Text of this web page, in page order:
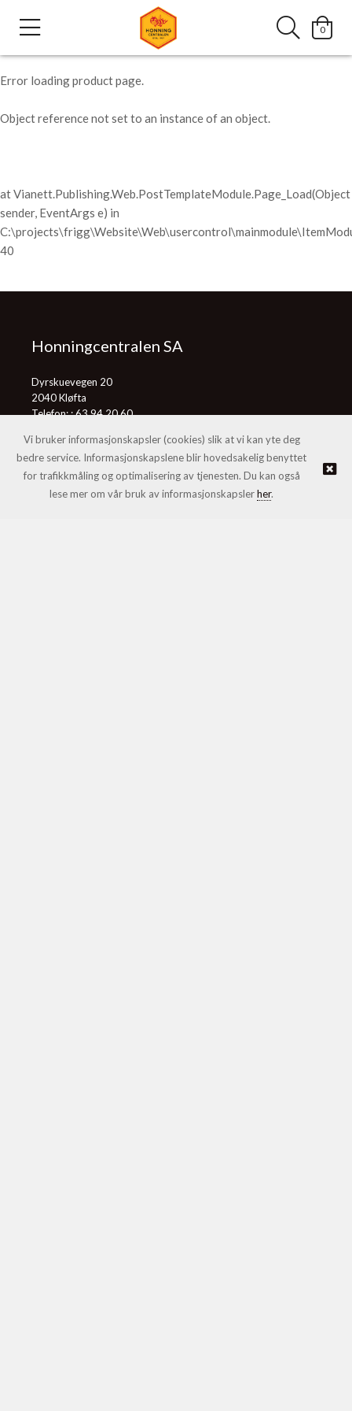
0
Error loading product page.
Object reference not set to an instance of an object.
at Vianett.Publishing.Web.PostTemplateModule.Page_Load(Object
sender, EventArgs e) in
40
Honningcentralen SA
Dyrskuevegen 20
2040 Kløfta
Telefon: :63 94 20 60
© Honningcentralen SA |Nettbutikk levert av Kréatif
Vi bruker informasjonskapsler (cookies) slik at vi kan yte deg
bedre service. Informasjonskapslene blir hovedsakelig benyttet
for trafikkmåling og optimalisering av tjenesten. Du kan også
lese mer om vår bruk av informasjonskapslerher.